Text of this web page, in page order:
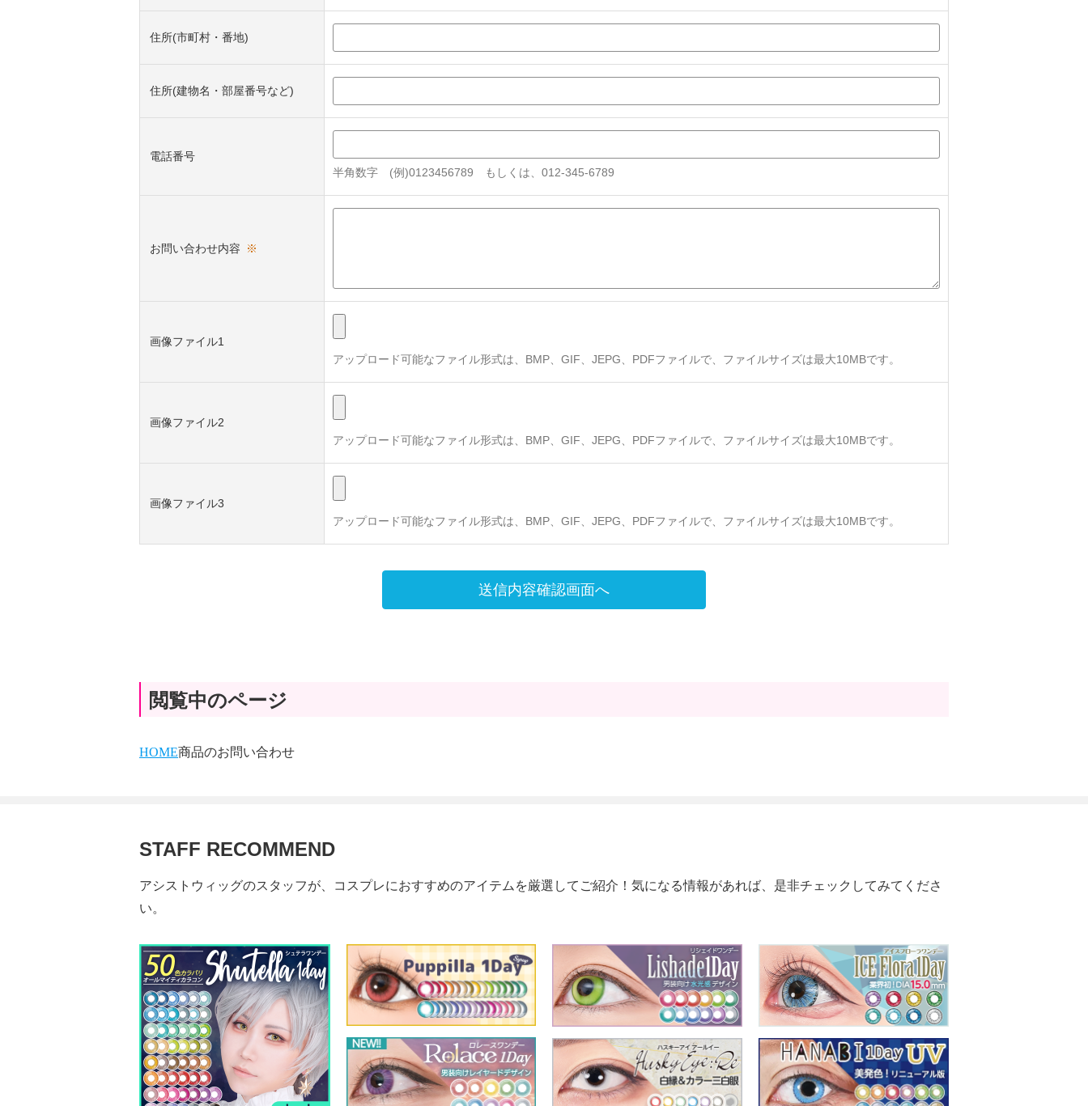
住所(市町村・番地)
住所(建物名・部屋番号など)
電話番号
半角数字 (例)0123456789 もしくは、012-345-6789
お問い合わせ内容 ※
画像ファイル1
アップロード可能なファイル形式は、BMP、GIF、JEPG、PDFファイルで、ファイルサイズは最大10MBです。
画像ファイル2
アップロード可能なファイル形式は、BMP、GIF、JEPG、PDFファイルで、ファイルサイズは最大10MBです。
画像ファイル3
アップロード可能なファイル形式は、BMP、GIF、JEPG、PDFファイルで、ファイルサイズは最大10MBです。
送信内容確認画面へ
閲覧中のページ
HOME商品のお問い合わせ
STAFF RECOMMEND
アシストウィッグのスタッフが、コスプレにおすすめのアイテムを厳選してご紹介！気になる情報があれば、是非チェックしてみてくださ
い。